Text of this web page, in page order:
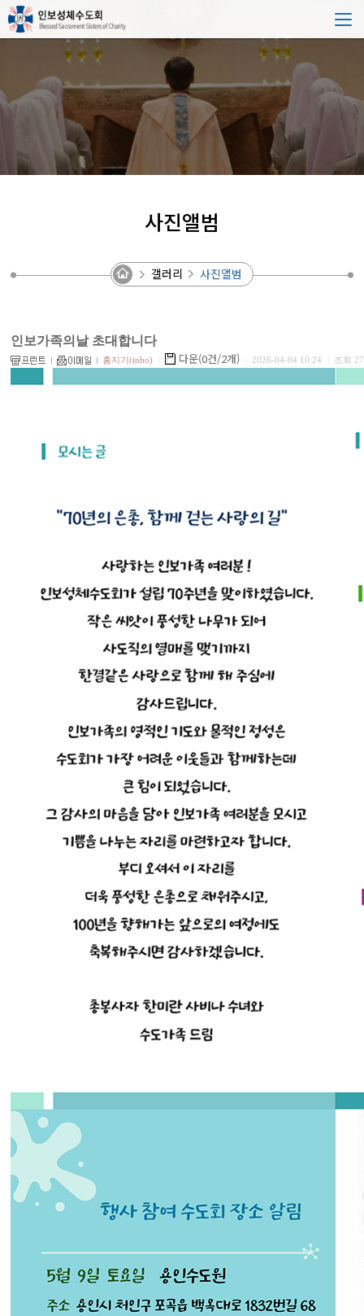
사진앨범
갤러리 사진앨범
인보가족의날 초대합니다
홈지기(inbo) 다운(0건/2개) 2026-04-04 10:24 조회